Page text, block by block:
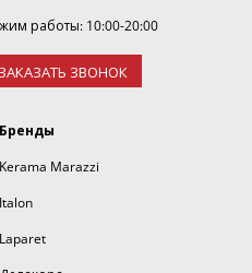
работы: 10:00-20:00
ЗАКАЗАТЬ ЗВОНОК
Бренды
Kerama Marazzi
Italon
Laparet